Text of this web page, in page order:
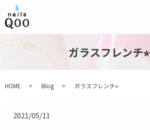
ガラスフレンチ⭐︎
HOME Blog ガラスフレンチ⭐︎
2021/05/11